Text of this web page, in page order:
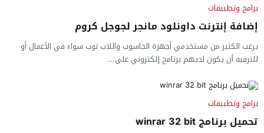
برامج وتطبيقات
إضافة إنترنت داونلود مانجر لجوجل كروم
يرغب الكثير من مستخدمي أجهزة الحاسوب واللاب توب سواء في الأعمال أو
للترفيه أن يكون لديهم برنامج إلكتروني على...
برامج وتطبيقات
تحميل برنامج winrar 32 bit